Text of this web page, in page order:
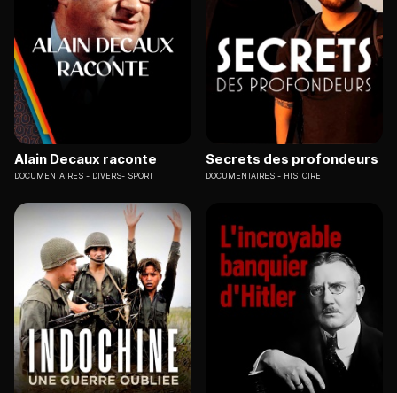
Alain Decaux raconte
DOCUMENTAIRES DIVERS- SPORT
Secrets des profondeurs
DOCUMENTAIRES HISTOIRE